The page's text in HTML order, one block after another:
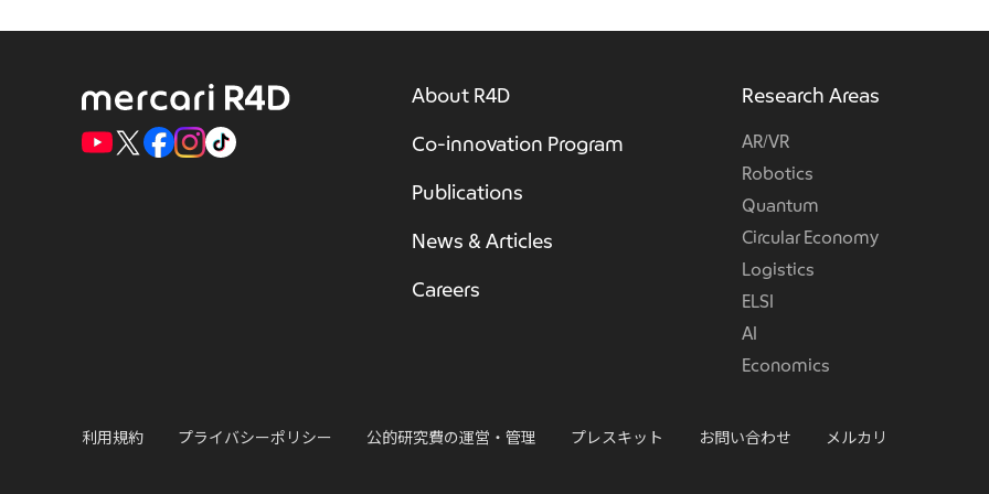
About R4D
Co-innovation Program
Publications
News & Articles
Careers
Research Areas
AR/VR
Robotics
Quantum
Circular Economy
Logistics
ELSI
AI
Economics
利用規約 プライバシーポリシー 公的研究費の運営・管理 プレスキット お問い合わせ メルカリ